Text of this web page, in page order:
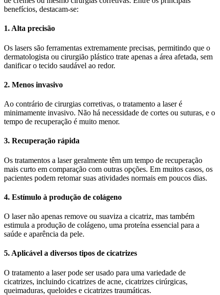
benefícios, destacam-se:
1. Alta precisão
Os lasers são ferramentas extremamente precisas, permitindo que o
dermatologista ou cirurgião plástico trate apenas a área afetada, sem
danificar o tecido saudável ao redor.
2. Menos invasivo
Ao contrário de cirurgias corretivas, o tratamento a laser é
minimamente invasivo. Não há necessidade de cortes ou suturas, e o
tempo de recuperação é muito menor.
3. Recuperação rápida
Os tratamentos a laser geralmente têm um tempo de recuperação
mais curto em comparação com outras opções. Em muitos casos, os
pacientes podem retomar suas atividades normais em poucos dias.
4. Estímulo à produção de colágeno
O laser não apenas remove ou suaviza a cicatriz, mas também
estimula a produção de colágeno, uma proteína essencial para a
saúde e aparência da pele.
5. Aplicável a diversos tipos de cicatrizes
O tratamento a laser pode ser usado para uma variedade de
cicatrizes, incluindo cicatrizes de acne, cicatrizes cirúrgicas,
queimaduras, queloides e cicatrizes traumáticas.